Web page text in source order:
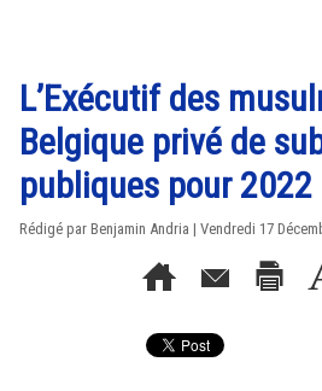
L’Exécutif des
Belgique privé de
publiques pour 2022
Rédigé par Benjamin Andria | Vendredi 17